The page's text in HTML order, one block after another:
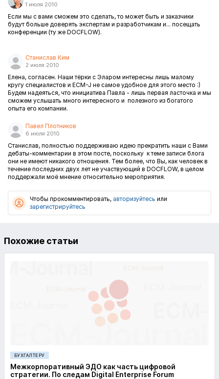
1 июля 2010
Если мы с вами сможем это сделать, то может быть и заказчики
будут больше доверять экспертам и разработчикам и... посещать
конференции (ту же DOCFLOW).
Станислав Ким
2 июля 2010
Елена, согласен. Наши тёрки с Эларом интересны лишь малому
кругу специалистов и ECM-J не самое удобное для этого место :)
Будем надеяться, что инициатива Павла - лишь первая ласточка и мы
сможем услышать много интересного и полезного из богатого
опыта его компании.
Павел Плотников
6 июля 2010
Станислав, полностью поддерживаю идею прекратить наши с Вами
дебаты-комментарии в этом посте, поскольку к теме записи блога
они не имеют никакого отношения. Тем более, что Вы, как человек в
течение последних двух лет не участвующий в DOCFLOW, в целом
поддержали моё мнение относительно мероприятия.
Чтобы прокомментировать, авторизуйтесь или
зарегистрируйтесь
Похожие статьи
БУХГАЛТЕРУ
Межкорпоративный ЭДО как часть цифровой
стратегии. По следам Digital Enterprise Forum